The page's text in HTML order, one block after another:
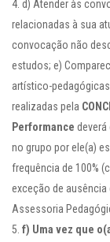
d) Atender às
relacionadas à sua
convocação não
estudos; e)
artístico-
realizadas pela
Performance
no grupo por ele(a)
frequência de 100%
exceção de ausência
Assessoria
f) Uma vez que